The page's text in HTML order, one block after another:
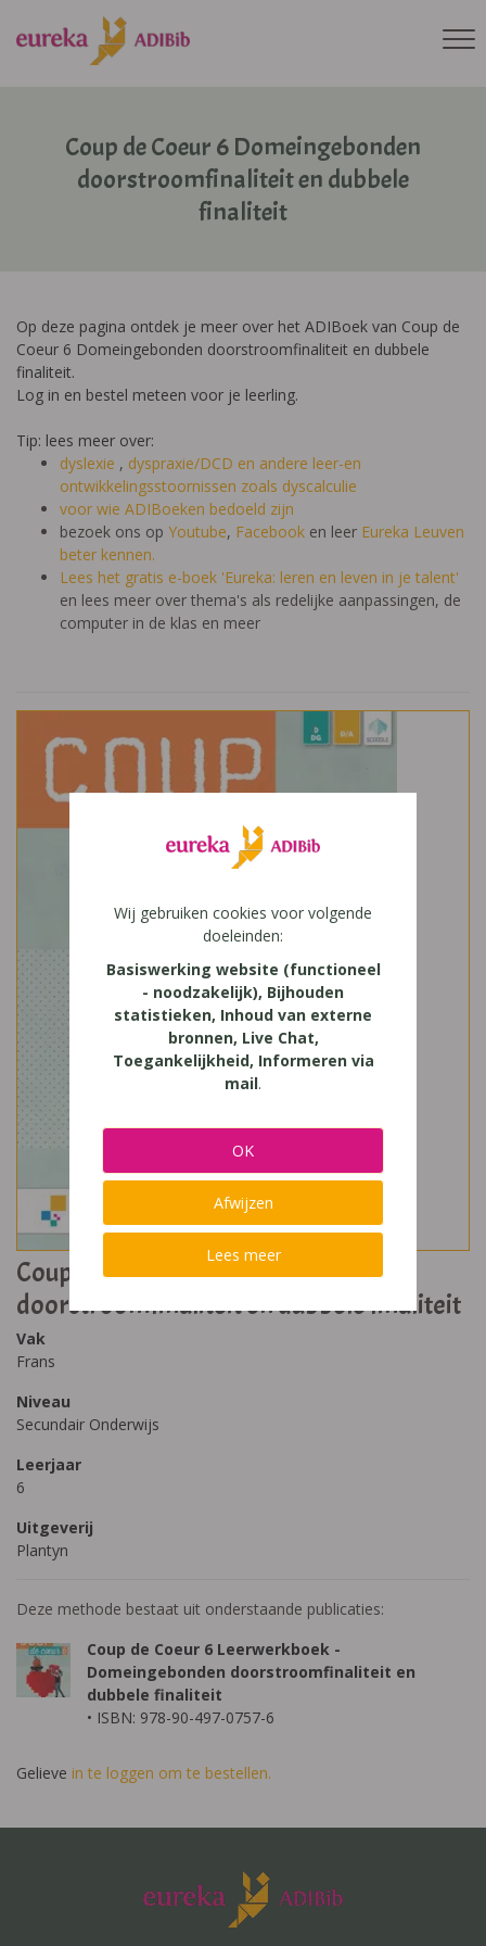
Coup de Coeur 6 Domeingebonden
doorstroomfinaliteit en dubbele
finaliteit
Op deze pagina ontdek je meer over het ADIBoek van Coup de
Coeur 6 Domeingebonden doorstroomfinaliteit en dubbele
finaliteit.
Log in en bestel meteen voor je leerling.
Tip: lees meer over:
dyslexie , dyspraxie/DCD en andere leer-en
ontwikkelingsstoornissen zoals dyscalculie
voor wie ADIBoeken bedoeld zijn
bezoek ons op Youtube, Facebook en leer Eureka Leuven
beter kennen.
Lees het gratis e-boek 'Eureka: leren en leven in je talent'
en lees meer over thema's als redelijke aanpassingen, de
computer in de klas en meer
Coup de Coeur 6 Domeingebonden
doorstroomfinaliteit en dubbele finaliteit
Vak
Frans
Niveau
Secundair Onderwijs
Leerjaar
6
Uitgeverij
Plantyn
Deze methode bestaat uit onderstaande publicaties:
Coup de Coeur 6 Leerwerkboek -
Domeingebonden doorstroomfinaliteit en
dubbele finaliteit
• ISBN: 978-90-497-0757-6
Gelieve in te loggen om te bestellen.
Wij gebruiken cookies voor volgende
doeleinden:
Basiswerking website (functioneel
- noodzakelijk), Bijhouden
statistieken, Inhoud van externe
bronnen, Live Chat,
Toegankelijkheid, Informeren via
mail.
OK
Afwijzen
Lees meer